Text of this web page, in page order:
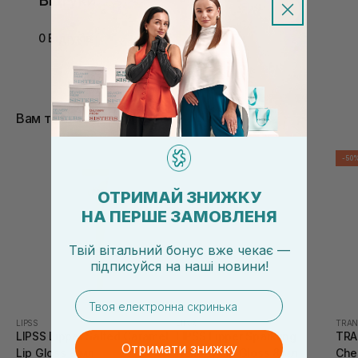
0 Відгуків
Вам також сподобається
LIPSS
LIPSS Lipper Salted Caramel
Lip Gloss 8 мл
LIPSS
LIPSS Lipper Sparkling
Holiday Lip Gloss 8 мл
-
ОТРИМАЙ ЗНИЖКУ
НА ПЕРШЕ ЗАМОВЛЕНЯ
Твій вітальний бонус вже чекає —
підписуйся на наші новини!
email
Отримати знижку